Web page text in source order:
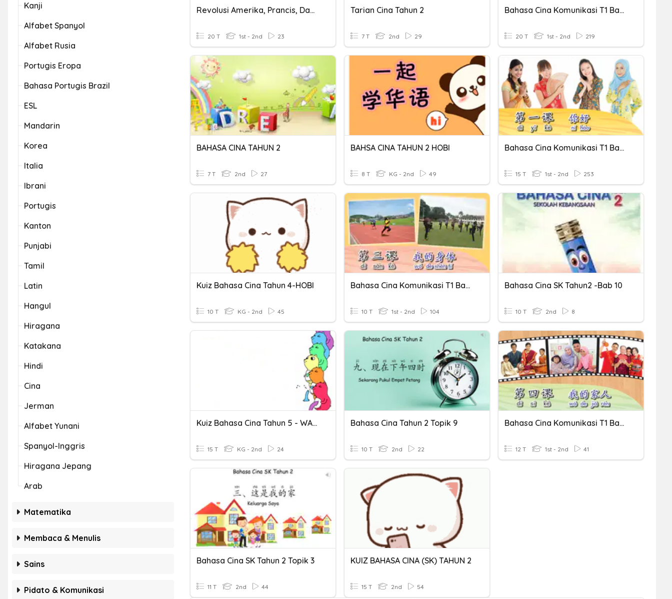
Kanji
Alfabet Spanyol
Alfabet Rusia
Portugis Eropa
Bahasa Portugis Brazil
ESL
Mandarin
Korea
Italia
Ibrani
Portugis
Kanton
Punjabi
Tamil
Latin
Hangul
Hiragana
Katakana
Hindi
Cina
Jerman
Alfabet Yunani
Spanyol-Inggris
Hiragana Jepang
Arab
Matematika
Membaca & Menulis
Sains
Pidato & Komunikasi
Revolusi Amerika, Prancis, Dan Cina
20 T 1st - 2nd 23
Tarian Cina Tahun 2
7 T 2nd 29
Bahasa Cina Komunikasi T1 Bab 2
20 T 1st - 2nd 219
BAHASA CINA TAHUN 2
7 T 2nd 27
BAHSA CINA TAHUN 2 HOBI
8 T KG - 2nd 49
Bahasa Cina Komunikasi T1 Bab 1
15 T 1st - 2nd 253
Kuiz Bahasa Cina Tahun 4-HOBI
10 T KG - 2nd 45
Bahasa Cina Komunikasi T1 Bab 3
10 T 1st - 2nd 104
Bahasa Cina SK Tahun2 -Bab 10
10 T 2nd 8
Kuiz Bahasa Cina Tahun 5 - WARNA
15 T KG - 2nd 24
Bahasa Cina Tahun 2 Topik 9
10 T 2nd 22
Bahasa Cina Komunikasi T1 Bab 4
12 T 1st - 2nd 41
Bahasa Cina SK Tahun 2 Topik 3
11 T 2nd 44
KUIZ BAHASA CINA (SK) TAHUN 2
15 T 2nd 54